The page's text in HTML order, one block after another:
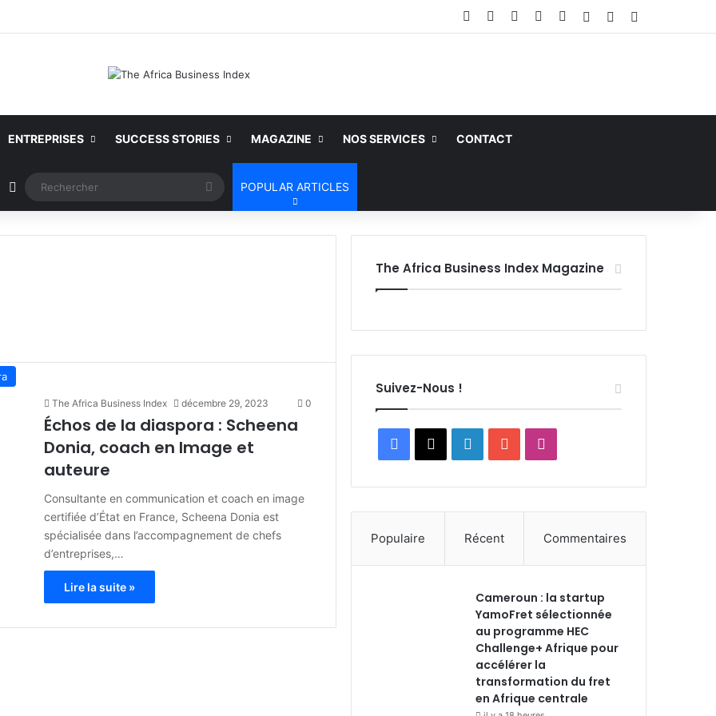
Facebook LinkedinYouTubeInstagramArticle Aléatoire
Sidebar (barre
ENTREPRISES SUCCESS STORIES MAGAZINE NOS SERVICES CONTACT
Article Aléatoire Rechercher
POPULAR ARTICLES
The Africa Business Index décembre 29, 2023 0
Échos de la diaspora : Scheena
Donia, coach en Image et
auteure
Consultante en communication et coach en image
certifiée d’État en France, Scheena Donia est
spécialisée dans l’accompagnement de chefs
d’entreprises,…
Lire la suite »
The Africa Business Index Magazine
Suivez-Nous !
c
e
n
k
d
n
u
b
e
s
t
g
r
m
Populaire Récent Commentaires
Cameroun : la startup
YamoFret sélectionnée
au programme HEC
Challenge+ Afrique pour
accélérer la
transformation du fret
en Afrique centrale